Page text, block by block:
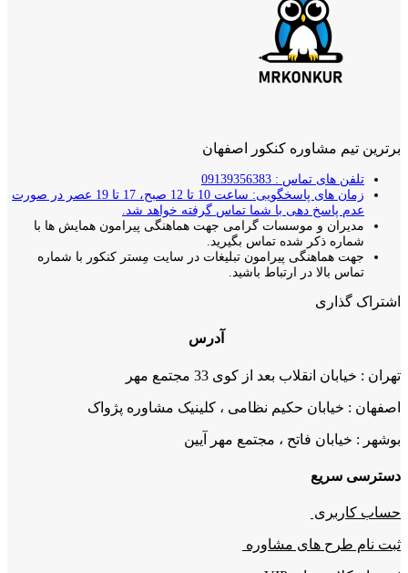
برترین تیم مشاوره کنکور اصفهان
تلفن های تماس : 09139356383
زمان های پاسخگویی: ساعت 10 تا 12 صبح، 17 تا 19 عصر در صورت
عدم پاسخ دهی با شما تماس گرفته خواهد شد.
مدیران و موسسات گرامی جهت هماهنگی پیرامون همایش ها با
شماره ذکر شده تماس بگیرید.
جهت هماهنگی پیرامون تبلیغات در سایت مِستر کنکور با شماره
تماس بالا در ارتباط باشید.
اشتراک گذاری
آدرس
تهران : خیابان انقلاب بعد از کوی 33 مجتمع مهر
اصفهان : خیابان حکیم نظامی ، کلینیک مشاوره پژواک
بوشهر : خیابان فاتح ، مجتمع مهر آیین
دسترسی سریع
حساب کاربری
ثبت نام طرح های مشاوره